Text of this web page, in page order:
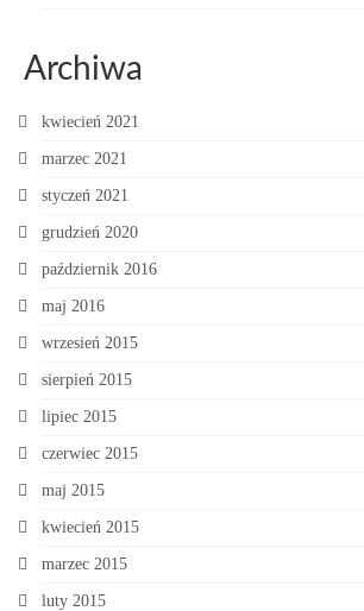
Archiwa
kwiecień 2021
marzec 2021
styczeń 2021
grudzień 2020
październik 2016
maj 2016
wrzesień 2015
sierpień 2015
lipiec 2015
czerwiec 2015
maj 2015
kwiecień 2015
marzec 2015
luty 2015